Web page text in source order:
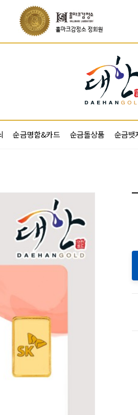
순금명함&카드 순금돌상품 순금뱃